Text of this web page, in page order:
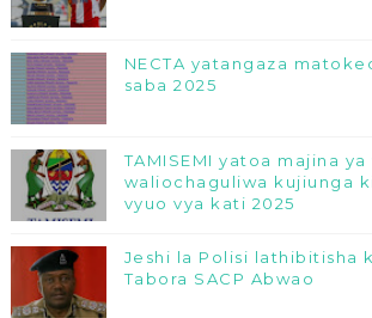
NECTA yatangaza
saba 2025
TAMISEMI yatoa majina
waliochaguliwa kujiunga
vyuo vya kati 2025
Jeshi la Polisi lathibitisha
Tabora SACP Abwao